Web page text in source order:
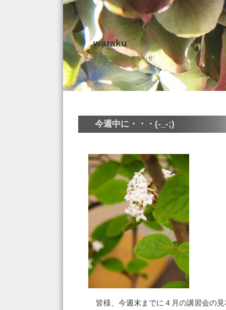
waraku
和楽からのおしらせ
今週中に・・・(-_-;)
皆様、今週末までに４月の講習会の